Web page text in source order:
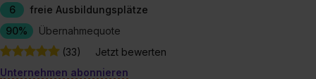
6
freie Ausbildungsplätze
90%
Übernahmequote
(33)
Jetzt bewerten
Unternehmen abonnieren